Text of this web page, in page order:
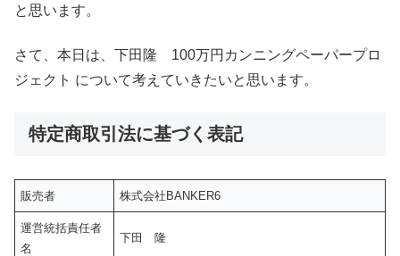
と思います。
さて、本日は、下田隆 100万円カンニングペーパープロ
ジェクト について考えていきたいと思います。
特定商取引法に基づく表記
販売者 株式会社BANKER6
運営統括責任者
名
下田 隆